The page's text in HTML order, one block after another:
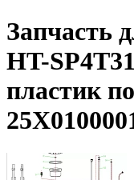
Запчасть
HT-
пластик